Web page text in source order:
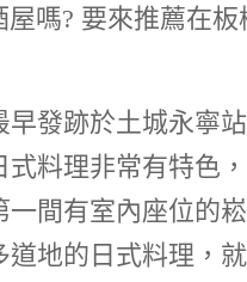
屋嗎? 要來推薦在
早發跡於土城永寧
式料理非常有特色
一間有室內座位的
地的日式料理，